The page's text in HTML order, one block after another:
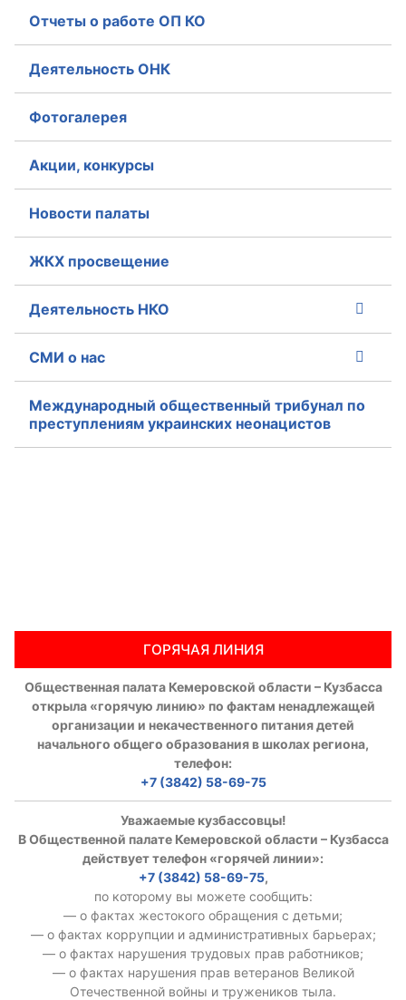
Отчеты о работе ОП КО
Деятельность ОНК
Фотогалерея
Акции, конкурсы
Новости палаты
ЖКХ просвещение
Деятельность НКО
СМИ о нас
Международный общественный трибунал по
преступлениям украинских неонацистов
ГОРЯЧАЯ ЛИНИЯ
Общественная палата Кемеровской области – Кузбасса
открыла «горячую линию» по фактам ненадлежащей
организации и некачественного питания детей
начального общего образования в школах региона,
телефон:
+7 (3842) 58-69-75
Уважаемые кузбассовцы!
В Общественной палате Кемеровской области – Кузбасса
действует телефон «горячей линии»:
+7 (3842) 58-69-75,
по которому вы можете сообщить:
— о фактах жестокого обращения с детьми;
— о фактах коррупции и административных барьерах;
— о фактах нарушения трудовых прав работников;
— о фактах нарушения прав ветеранов Великой
Отечественной войны и тружеников тыла.